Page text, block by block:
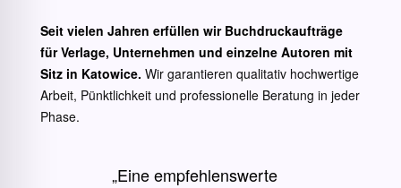
Seit vielen Jahren erfüllen wir Buchdruckaufträge
für Verlage, Unternehmen und einzelne Autoren mit
Sitz in Katowice. Wir garantieren qualitativ hochwertige
Arbeit, Pünktlichkeit und professionelle Beratung in jeder
Phase.
„Eine empfehlenswerte